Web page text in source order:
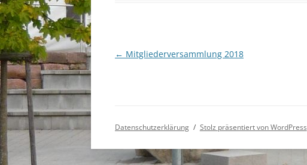
Beitragsnavigation
← Mitgliederversammlung 2018
Datenschutzerklärung Stolz präsentiert von WordPress